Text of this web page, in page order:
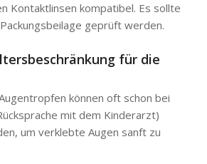
Kontaktlinsen kompatibel. Es sollte
geprüft werden.
für die
können oft schon bei
mit dem Kinderarzt)
um verklebte Augen sanft zu